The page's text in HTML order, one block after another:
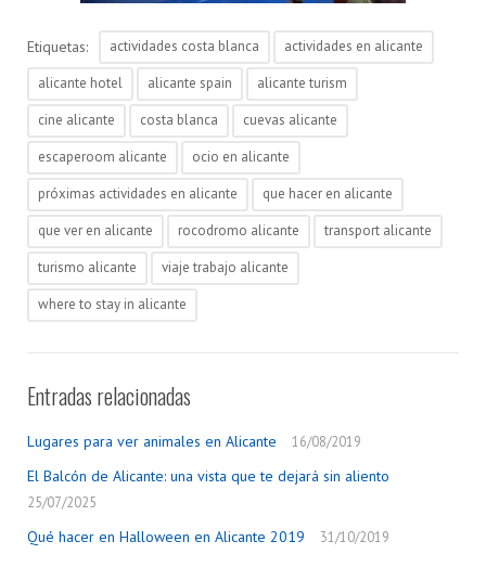
Etiquetas: actividades costa blanca
actividades en alicante
alicante hotel
alicante spain
alicante turism
cine alicante
costa blanca
cuevas alicante
escaperoom alicante
ocio en alicante
próximas actividades en alicante
que hacer en alicante
que ver en alicante
rocodromo alicante
transport alicante
turismo alicante
viaje trabajo alicante
where to stay in alicante
Entradas relacionadas
Lugares para ver animales en Alicante 16/08/2019
El Balcón de Alicante: una vista que te dejará sin aliento
25/07/2025
Qué hacer en Halloween en Alicante 2019 31/10/2019